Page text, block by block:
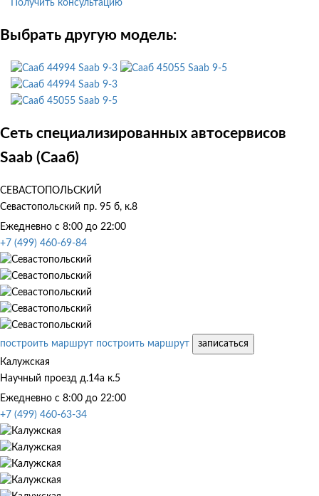
Получить консультацию
Выбрать другую модель:
Saab 9-3
Saab 9-5
Saab 9-3
Saab 9-5
Сеть специализированных автосервисов
Saab (Сааб)
СЕВАСТОПОЛЬСКИЙ
Севастопольский пр. 95 б, к.8
Ежедневно с 8:00 до 22:00
+7 (499) 460-69-84
построить маршрут построить маршрут
записаться
Калужская
Научный проезд д.14а к.5
Ежедневно с 8:00 до 22:00
+7 (499) 460-63-34